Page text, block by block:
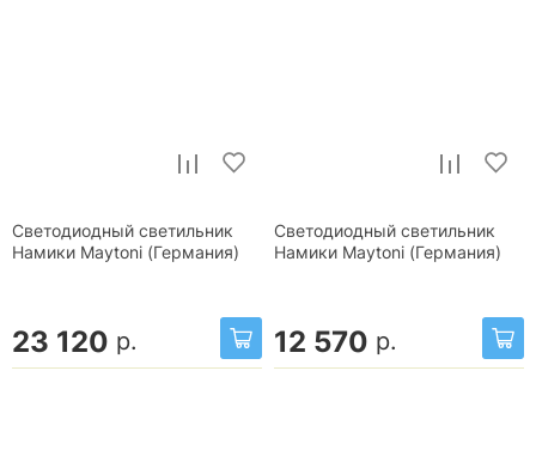
Светодиодный светильник
Намики Maytoni (Германия)
23 120 р.
Светодиодный светильник
Намики Maytoni (Германия)
12 570 р.